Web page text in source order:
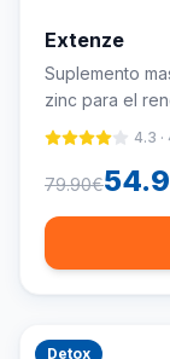
Extenze
Suplemento
zinc para el
4.3 ·
79.90€
Detox